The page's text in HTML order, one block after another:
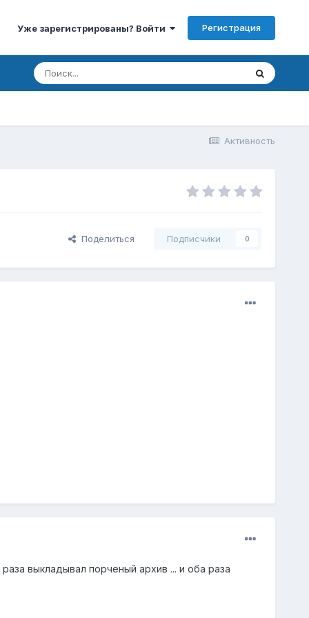
Уже зарегистрированы? Войти Регистрация
Активность
Поделиться Подписчики 0
выкладывал порченый архив ... и оба раза